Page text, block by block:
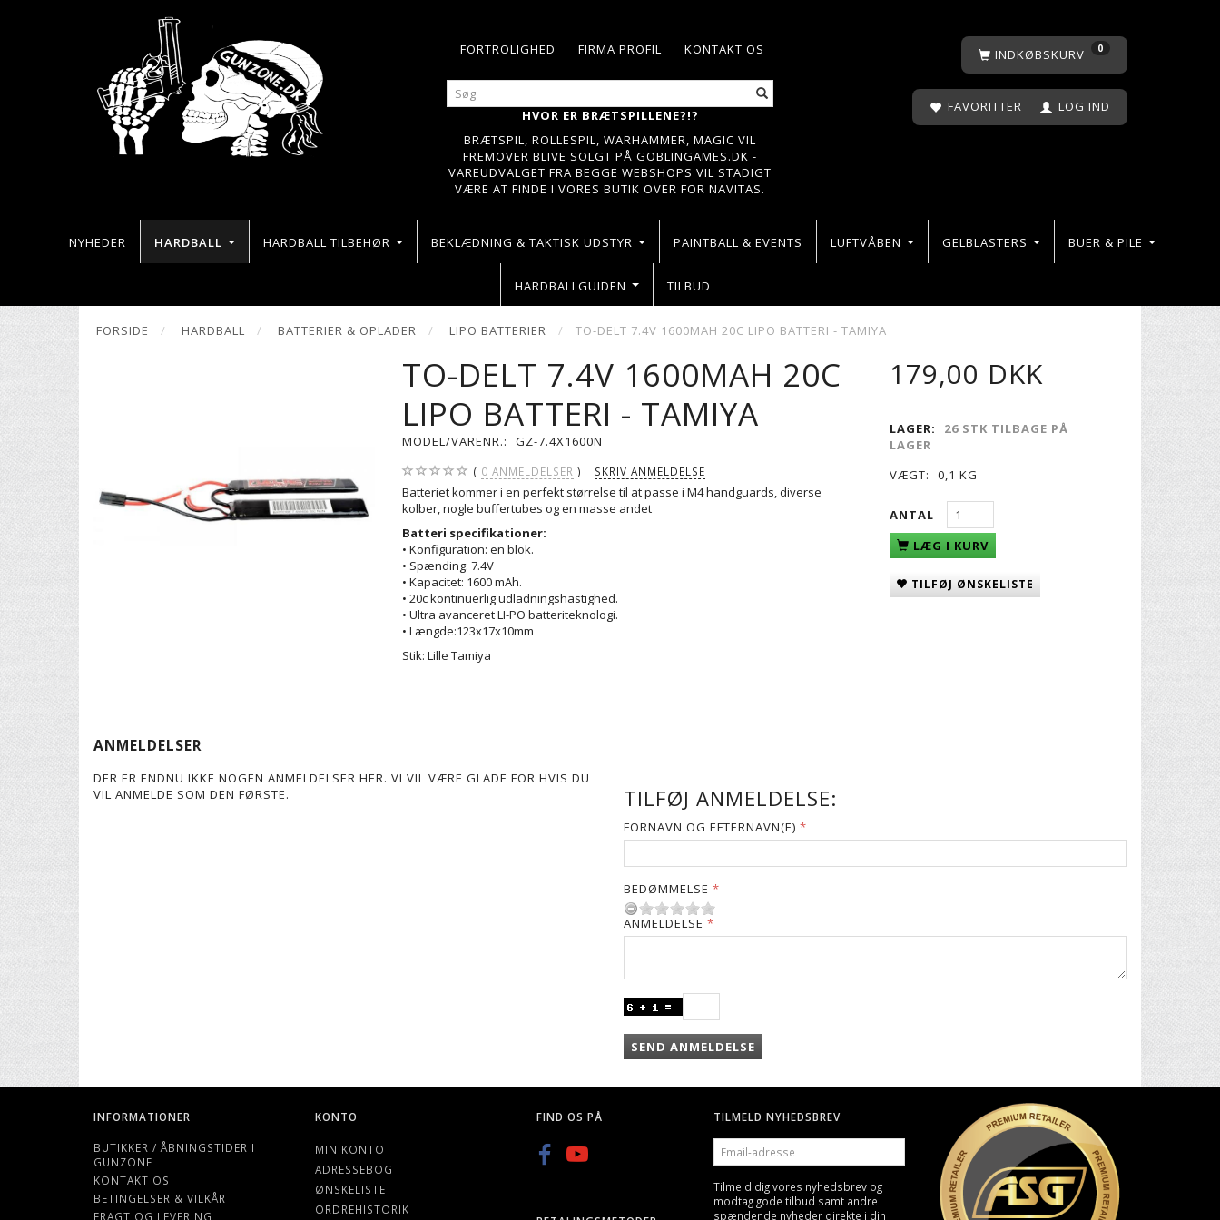
KONTAKT OS
FIRMA PROFIL
FORTROLIGHED
HVOR ER BRÆTSPILLENE?!?
BRÆTSPIL, ROLLESPIL, WARHAMMER, MAGIC VIL
FREMOVER BLIVE SOLGT PÅ GOBLINGAMES.DK -
VAREUDVALGET FRA BEGGE WEBSHOPS VIL STADIGT
VÆRE AT FINDE I VORES BUTIK OVER FOR NAVITAS.
INDKØBSKURV 0
FAVORITTER LOG IND
NYHEDER HARDBALL HARDBALL TILBEHØR BEKLÆDNING & TAKTISK UDSTYR PAINTBALL & EVENTS LUFTVÅBEN GELBLASTERS BUER & PILE
HARDBALLGUIDEN TILBUD
FORSIDE HARDBALL BATTERIER & OPLADER LIPO BATTERIER TO-DELT 7.4V 1600MAH 20C LIPO BATTERI - TAMIYA
TO-DELT 7.4V 1600MAH 20C
LIPO BATTERI - TAMIYA
MODEL/VARENR.: GZ-7.4X1600N
0 ANMELDELSER SKRIV ANMELDELSE
Batteriet kommer i en perfekt størrelse til at passe i M4 handguards, diverse
kolber, nogle buffertubes og en masse andet
Batteri specifikationer:
• Konfiguration: en blok.
• Spænding: 7.4V
• Kapacitet: 1600 mAh.
• 20c kontinuerlig udladningshastighed.
• Ultra avanceret LI-PO batteriteknologi.
• Længde:123x17x10mm
Stik: Lille Tamiya
179,00 DKK
LAGER:
26 STK TILBAGE PÅ
LAGER
VÆGT:
0,1 KG
ANTAL
LÆG I KURV
TILFØJ ØNSKELISTE
ANMELDELSER
DER ER ENDNU IKKE NOGEN ANMELDELSER HER. VI VIL VÆRE GLADE FOR HVIS DU
VIL ANMELDE SOM DEN FØRSTE.
TILFØJ ANMELDELSE:
FORNAVN OG EFTERNAVN(E)
BEDØMMELSE
ANMELDELSE
SEND ANMELDELSE
INFORMATIONER
BUTIKKER / ÅBNINGSTIDER I
GUNZONE
KONTAKT OS
BETINGELSER & VILKÅR
FRAGT OG LEVERING
KONTO
MIN KONTO
ADRESSEBOG
ØNSKELISTE
ORDREHISTORIK
FIND OS PÅ
TILMELD NYHEDSBREV
EMAIL-
ADRESSE
Tilmeld dig vores nyhedsbrev og
modtag gode tilbud samt andre
spændende nyheder direkte i din